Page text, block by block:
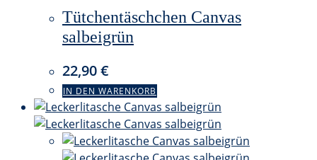
Tütchentäschchen Canvas
salbeigrün
22,90€
IN DEN WARENKORB